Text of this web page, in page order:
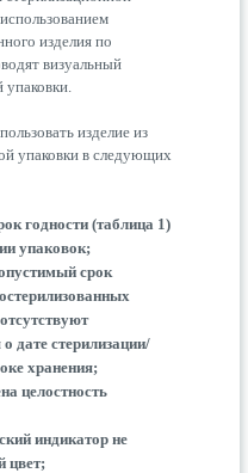
изделия по
визуальный
изделие из
упаковки в следующих
годности (таблица 1)
упаковок;
срок
дате стерилизации/
хранения;
целостность
индикатор не
цвет;